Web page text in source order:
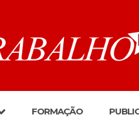
FORMAÇÃO